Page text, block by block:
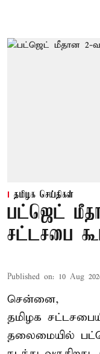
தமிழக செய்திகள்
பட்ஜெட்
சட்டசபை
Published on: 10 Aug
சென்னை,
தமிழக
தலைமையில்